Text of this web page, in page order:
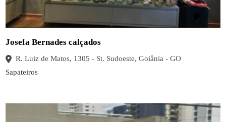
Josefa Bernades calçados
R. Luiz de Matos, 1305 - St. Sudoeste, Goiânia - GO
Sapateiros